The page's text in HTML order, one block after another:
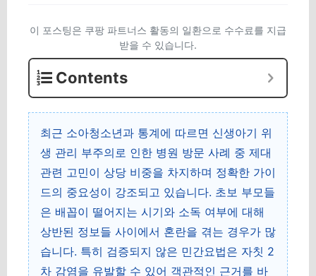
이 포스팅은 쿠팡 파트너스 활동의 일환으로 수수료를 지급
받을 수 있습니다.
Contents
최근 소아청소년과 통계에 따르면 신생아기 위
생 관리 부주의로 인한 병원 방문 사례 중 제대
관련 고민이 상당 비중을 차지하며 정확한 가이
드의 중요성이 강조되고 있습니다. 초보 부모들
은 배꼽이 떨어지는 시기와 소독 여부에 대해
상반된 정보들 사이에서 혼란을 겪는 경우가 많
습니다. 특히 검증되지 않은 민간요법은 자칫 2
차 감염을 유발할 수 있어 객관적인 근거를 바